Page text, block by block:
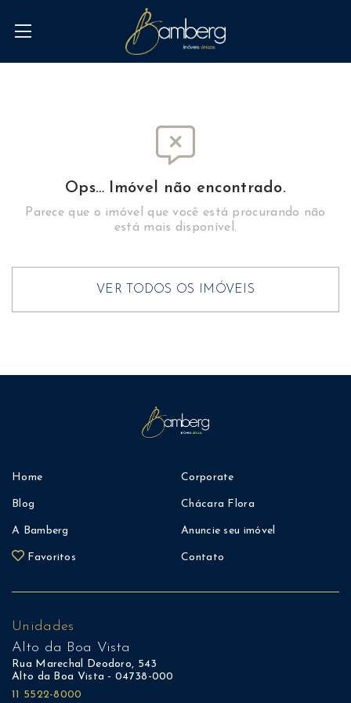
Ops… Imóvel não encontrado.
Parece que o imóvel que você está procurando não
está mais disponível.
VER TODOS OS IMÓVEIS
Home
Blog
A Bamberg
Favoritos
Corporate
Chácara Flora
Anuncie seu imóvel
Contato
Unidades
Alto da Boa Vista
Rua Marechal Deodoro, 543
Alto da Boa Vista - 04738-000
11 5522-8000